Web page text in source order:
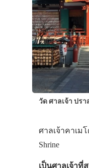
วัด ศาลเจ้า ปรา
ศาลเจ้าคาเมโ
Shrine
เป็นศาลเจ้าที่